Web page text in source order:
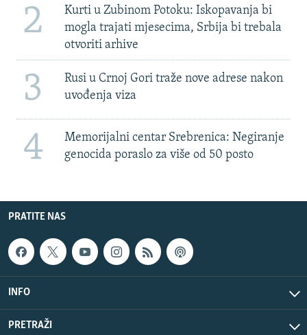
2
Kurti u Zubinom Potoku: Iskopavanja bi
mogla trajati mjesecima, Srbija bi trebala
otvoriti arhive
3
Rusi u Crnoj Gori traže nove adrese nakon
uvođenja viza
4
Memorijalni centar Srebrenica: Negiranje
genocida poraslo za više od 50 posto
PRATITE NAS
INFO
PRETRAŽI